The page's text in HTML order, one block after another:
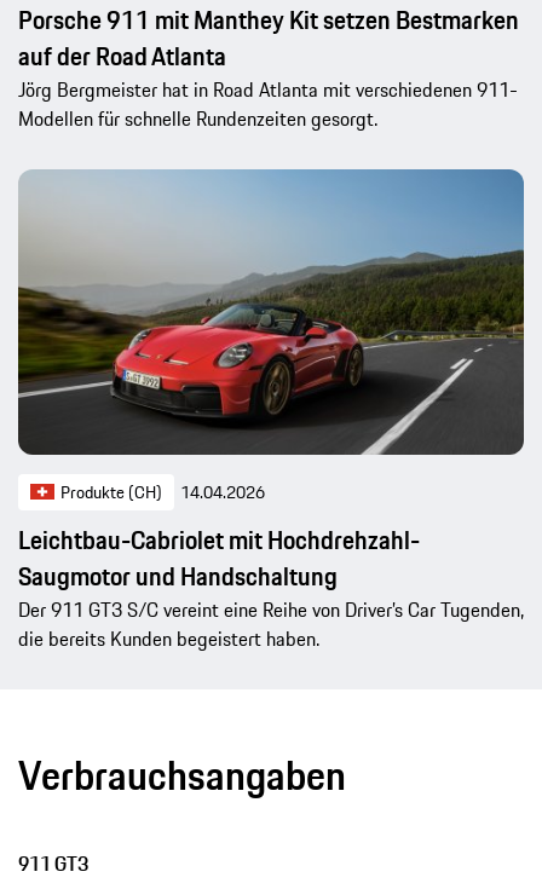
Porsche 911 mit Manthey Kit setzen Bestmarken
auf der Road Atlanta
Jörg Bergmeister hat in Road Atlanta mit verschiedenen 911-
Modellen für schnelle Rundenzeiten gesorgt.
Produkte (CH) 14.04.2026
Leichtbau-Cabriolet mit Hochdrehzahl-
Saugmotor und Handschaltung
Der 911 GT3 S/C vereint eine Reihe von Driver’s Car Tugenden,
die bereits Kunden begeistert haben.
Verbrauchsangaben
911 GT3